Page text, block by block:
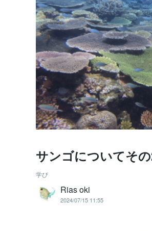
サンゴについてそ
学び
Rias oki
2024/07/15 11:55